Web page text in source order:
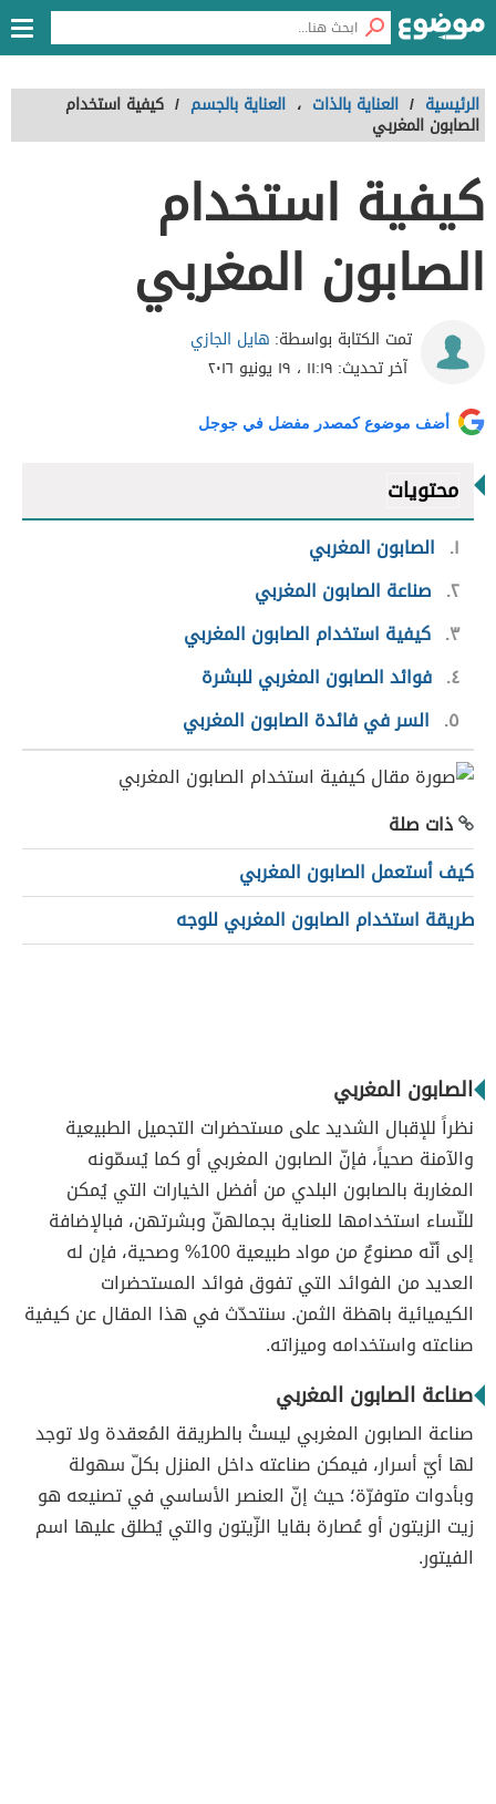
الرئيسية / العناية بالذات ، العناية بالجسم / كيفية استخدام
الصابون المغربي
كيفية استخدام
الصابون المغربي
تمت الكتابة بواسطة: هايل الجازي
آخر تحديث: ١١:١٩ ، ١٩ يونيو ٢٠١٦
أضف موضوع كمصدر مفضل في جوجل
محتويات
١
الصابون المغربي
٢ صناعة الصابون المغربي
٣ كيفية استخدام الصابون المغربي
٤ فوائد الصابون المغربي للبشرة
٥
السر في فائدة الصابون المغربي
ذات صلة
كيف أستعمل الصابون المغربي
طريقة استخدام الصابون المغربي للوجه
الصابون المغربي
نظراً للإقبال الشديد على مستحضرات التجميل الطبيعية
والآمنة صحياً، فإنّ الصابون المغربي أو كما يُسمّونه
المغاربة بالصابون البلدي من أفضل الخيارات التي يُمكن
للنّساء استخدامها للعناية بجمالهنّ وبشرتهن، فبالإضافة
إلى أنّه مصنوعٌ من مواد طبيعية 100% وصحية، فإن له
العديد من الفوائد التي تفوق فوائد المستحضرات
الكيميائية باهظة الثمن. سنتحدّث في هذا المقال عن كيفية
صناعته واستخدامه وميزاته.
صناعة الصابون المغربي
صناعة الصابون المغربي ليستْ بالطريقة المُعقدة ولا توجد
لها أيّ أسرار، فيمكن صناعته داخل المنزل بكلّ سهولة
وبأدوات متوفرّة؛ حيث إنّ العنصر الأساسي في تصنيعه هو
زيت الزيتون أو عُصارة بقايا الزّيتون والتي يُطلق عليها اسم
الفيتور.